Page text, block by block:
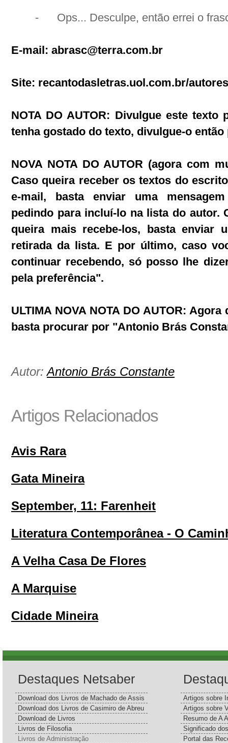
- Ops... Desculpe, então errei o
E-mail: abrasc@terra.com.br
Site: recantodasletras.uol.com.br/
NOTA DO AUTOR: Divulgue este texto
tenha gostado do texto, divulgue-o
NOVA NOTA DO AUTOR (agora com
Caso queira receber os textos do
e-mail, basta enviar uma
pedindo para incluí-lo na lista do autor.
queira mais recebe-los, basta enviar
retirada da lista. E por último, caso
continuar recebendo, só posso lhe
pela preferência".
ULTIMA NOVA NOTA DO AUTOR:
basta procurar por "Antonio Brás
Autor:Antonio Brás Constante
Artigos Relacionados
Avis Rara
Gata Mineira
September, 11: Farenheit
Literatura Contemporânea - O
A Velha Casa De Flores
A Marquise
Cidade Mineira
Destaques Netsaber
Download dos Livros de Machado de Assis
Download dos Livros de Casimiro de Abreu
Download de Livros
Livros de Filosofia
Livros de Administração
Artigos sobre
Artigos sobre
Resumo de A
Significado
Portal das